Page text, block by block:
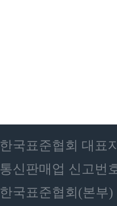
한국표준협회 대표
통신판매업 신고번
한국표준협회(본부